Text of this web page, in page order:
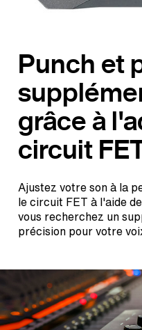
Punch et
grâce à
circuit
Ajustez votre son à la
le circuit FET à l'aide
vous recherchez un
précision pour votre